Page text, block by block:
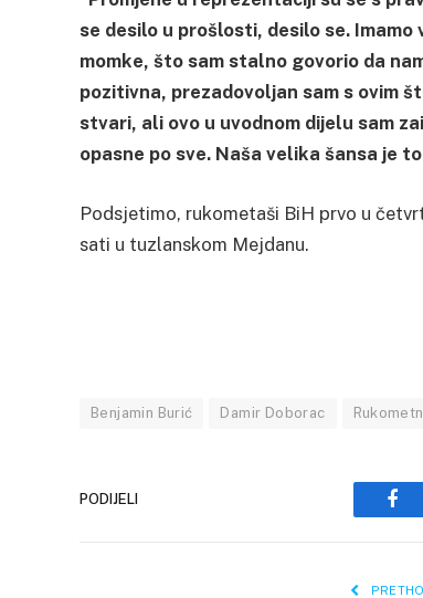
se desilo u prošlosti, desilo se.
momke, što sam stalno govorio da
pozitivna, prezadovoljan sam s ovim
stvari, ali ovo u uvodnom dijelu sam
opasne po sve. Naša velika šansa je
Podsjetimo, rukometaši BiH prvo u
sati u tuzlanskom Mejdanu.
Benjamin Burić Damir Doborac
PODIJELI